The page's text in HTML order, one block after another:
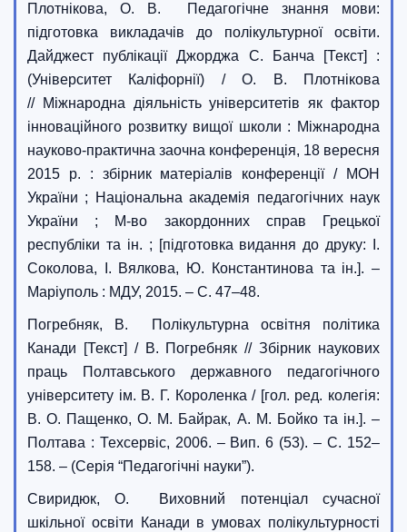
Плотнікова, О. В. Педагогічне знання мови:
підготовка викладачів до полікультурної освіти.
Дайджест публікації Джорджа С. Банча [Текст] :
(Університет Каліфорнії) / О. В. Плотнікова
// Міжнародна діяльність університетів як фактор
інноваційного розвитку вищої школи : Міжнародна
науково-практична заочна конференція, 18 вересня
2015 р. : збірник матеріалів конференції / МОН
України ; Національна академія педагогічних наук
України ; М-во закордонних справ Грецької
республіки та ін. ; [підготовка видання до друку: І.
Соколова, І. Вялкова, Ю. Константинова та ін.]. –
Маріуполь : МДУ, 2015. – С. 47–48.
Погребняк, В. Полікультурна освітня політика
Канади [Текст] / В. Погребняк // Збірник наукових
праць Полтавського державного педагогічного
університету ім. В. Г. Короленка / [гол. ред. колегія:
В. О. Пащенко, О. М. Байрак, А. М. Бойко та ін.]. –
Полтава : Техсервіс, 2006. – Вип. 6 (53). – С. 152–
158. – (Серія “Педагогічні науки”).
Свиридюк, О. Виховний потенціал сучасної
шкільної освіти Канади в умовах полікультурності